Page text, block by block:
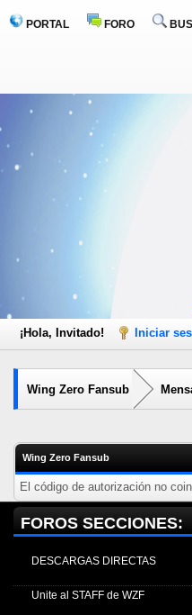
PORTAL FORO
¡Hola, Invitado! Iniciar
Wing Zero Fansub
Wing Zero Fansub
El código de autorización no
FOROS SECCIONES:
DESCARGAS DIRECTAS
Unite al STAFF de WZF